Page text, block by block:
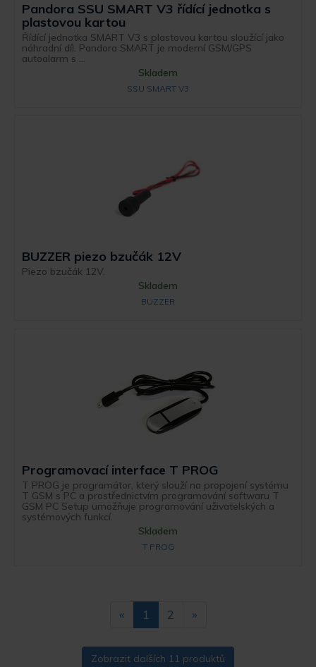
Pandora SSU SMART V3 řídící jednotka s
plastovou kartou
Řídící jednotka SMART V3 s plastovou kartou sloužící jako
náhradní díl. Pandora SMART je moderní GSM/GPS
autoalarm s ...
Skladem
SSU SMART V3
BUZZER piezo bzučák 12V
Piezo bzučák 12V.
Skladem
BUZZER
Programovací interface T PROG
T PROG je programátor, který slouží na propojení systému
T GSM s PC a prostřednictvím programování softwaru T
GSM PC Setup umožňuje programování uživatelských a
systémových funkcí.
Skladem
T PROG
« 1 2 »
Zobrazit dalších 11 produktů